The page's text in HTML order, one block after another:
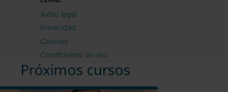
Próximos cursos
Aviso legal
Privacidad
Cookies
Condiciones de uso